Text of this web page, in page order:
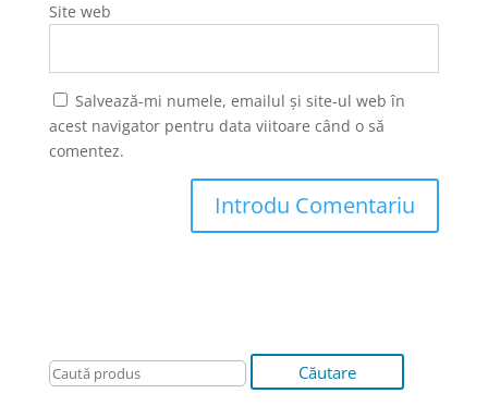
Site web
Salvează-mi numele, emailul și site-ul web în
acest navigator pentru data viitoare când o să
comentez.